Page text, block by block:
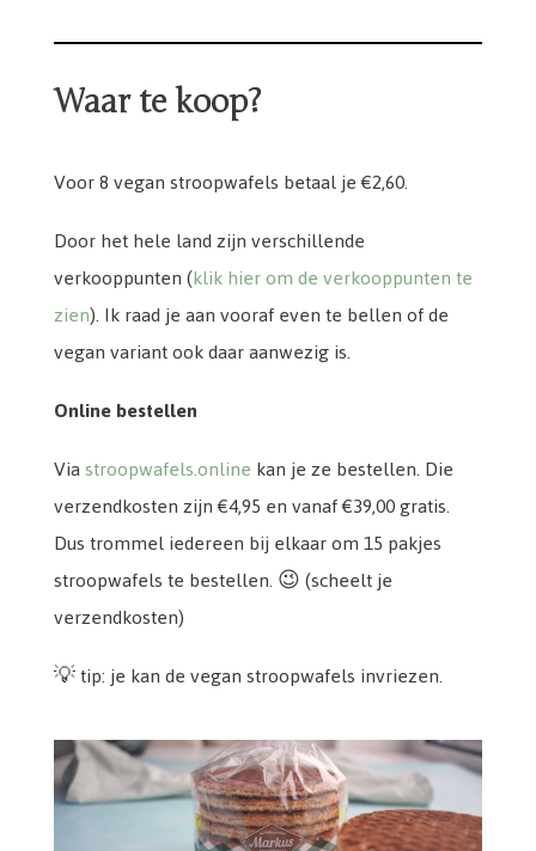
Waar te koop?
Voor 8 vegan stroopwafels betaal je €2,60.
Door het hele land zijn verschillende
verkooppunten (klik hier om de verkooppunten te
zien). Ik raad je aan vooraf even te bellen of de
vegan variant ook daar aanwezig is.
Online bestellen
Viastroopwafels.onlinekan je ze bestellen. Die
verzendkosten zijn €4,95 en vanaf €39,00 gratis.
Dus trommel iedereen bij elkaar om 15 pakjes
stroopwafels te bestellen. 😉 (scheelt je
verzendkosten)
💡 tip: je kan de vegan stroopwafels invriezen.